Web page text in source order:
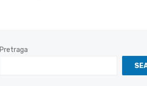
Pretraga